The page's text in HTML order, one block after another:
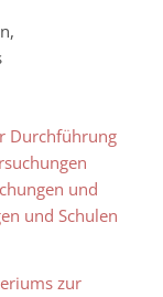
Durchführung
und
und Schulen
zur